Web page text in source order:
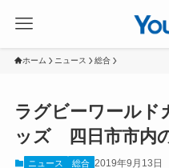
ホーム ニュース 総合
ラグビーワールド
ッズ 四日市市内
ニュース 総合 2019年9月13日